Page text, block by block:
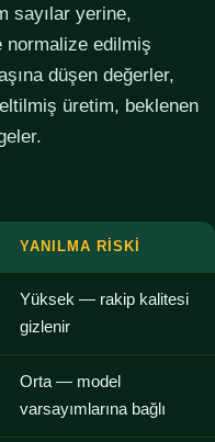
sayılar yerine,
normalize edilmiş
düşen değerler,
üretim, beklenen
YANILMA RISKI
Yüksek — rakip kalitesi
gizlenir
Orta — model
varsayımlarına bağlı